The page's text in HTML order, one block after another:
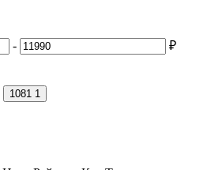
-
₽
1081 1